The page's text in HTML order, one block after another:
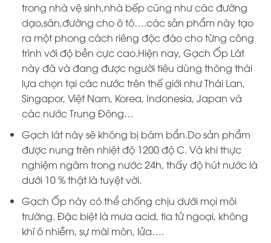
trong nhà vệ sinh,nhà bếp cũng như các đường
dạo,sân,đường cho ô tô….các sản phẩm này tạo
ra một phong cách riêng độc đáo cho từng công
trình với độ bền cực cao.Hiện nay, Gạch Ốp Lát
này đã và đang được người tiêu dùng thông thái
lựa chọn tại các nước trên thế giới như Thái Lan,
Singapor, Việt Nam, Korea, Indonesia, Japan và
các nước Trung Đông…
Gạch lát này sẽ không bị bám bẩn.Do sản phẩm
được nung trên nhiệt độ 1200 độ C. Và khi thực
nghiệm ngâm trong nước 24h, thấy độ hút nước là
dưới 10 % thật là tuyệt vời.
Gạch Ốp này có thể chống chịu dưới mọi môi
trường. Đặc biệt là mưa acid, tia tử ngoại, không
khí ô nhiễm, sự mài mòn, lửa….